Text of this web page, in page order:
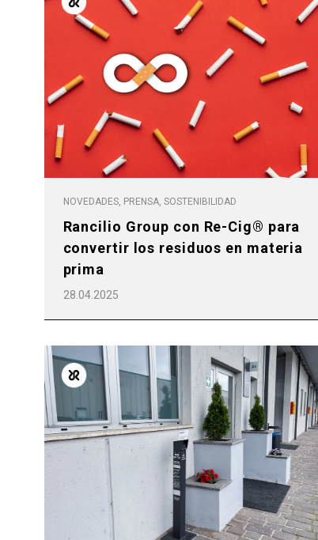
NOVEDADES, PRENSA, SOSTENIBILIDAD
Rancilio Group con Re-Cig® para
convertir los residuos en materia
prima
28.04.2025
Todos
Follow Us